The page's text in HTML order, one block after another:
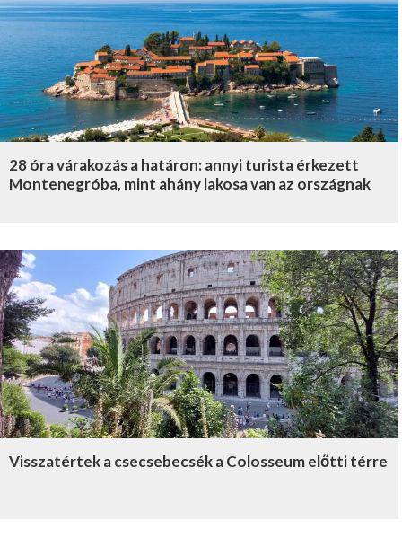
28 óra várakozás a határon: annyi turista érkezett
Montenegróba, mint ahány lakosa van az országnak
Visszatértek a csecsebecsék a Colosseum előtti térre